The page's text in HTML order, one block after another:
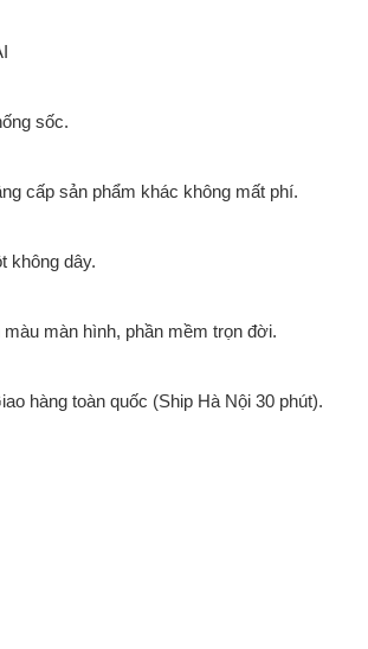
sốc.
cấp sản phẩm khác không mất phí.
không dây.
màn hình, phần mềm trọn đời.
hàng toàn quốc (Ship Hà Nội 30 phút).